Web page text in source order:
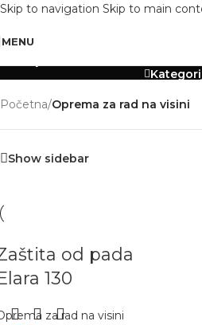
Skip to navigation Skip to main
OBAVIJEST: Maloprodaja je zatvorena od
MENU
Oprema za
Početna/Oprema za rad na visini
Show sidebar
od pada
130
za rad na visini